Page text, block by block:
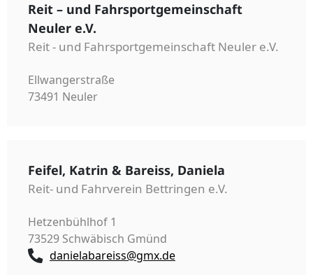
Reit – und Fahrsportgemeinschaft
Neuler e.V.
Reit - und Fahrsportgemeinschaft Neuler e.V.
Ellwangerstraße
73491 Neuler
Feifel, Katrin & Bareiss, Daniela
Reit- und Fahrverein Bettringen e.V.
Hetzenbühlhof 1
73529 Schwäbisch Gmünd
danielabareiss@gmx.de